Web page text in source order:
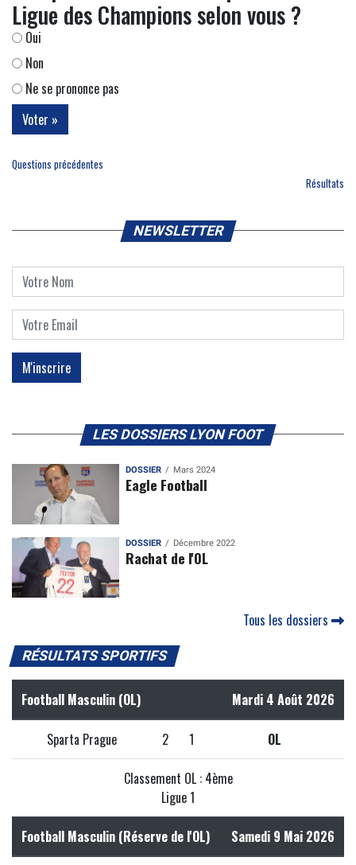
Ligue des Champions selon vous ?
Oui
Non
Ne se prononce pas
Questions précédentes
Résultats
NEWSLETTER
LES DOSSIERS LYON FOOT
DOSSIER Mars 2024
Eagle Football
DOSSIER Décembre 2022
Rachat de l'OL
Tous les dossiers
RÉSULTATS SPORTIFS
Football Masculin (OL) Mardi 4 Août 2026
Sparta Prague 2 1 OL
Classement OL : 4ème
Ligue 1
Football Masculin (Réserve de l'OL) Samedi 9 Mai 2026